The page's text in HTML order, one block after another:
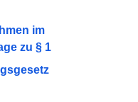
im
zu § 1